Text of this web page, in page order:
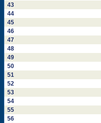
43
44
45
46
47
48
49
50
51
52
53
54
55
56